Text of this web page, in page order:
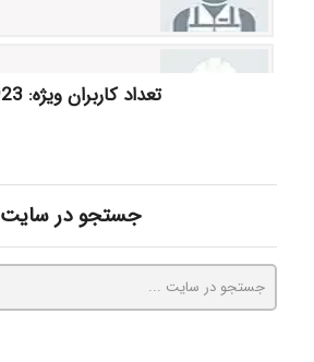
تعداد کاربران ویژه: 2923
جستجو در سایت